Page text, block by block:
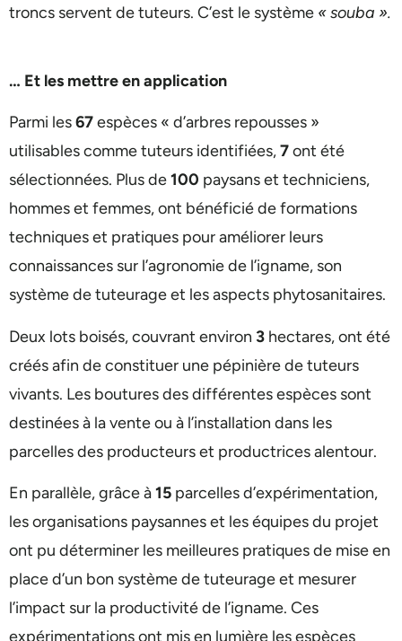
troncs servent de tuteurs. C’est le système « souba ».
… Et les mettre en application
Parmi les67espèces « d’arbres repousses »
utilisables comme tuteurs identifiées,7ont été
sélectionnées. Plus de100 paysans et techniciens,
hommes et femmes, ont bénéficié de formations
techniques et pratiques pour améliorer leurs
connaissances sur l’agronomie de l’igname, son
système de tuteurage et les aspects phytosanitaires.
Deux lots boisés, couvrant environ 3 hectares, ont été
créés afin de constituer une pépinière de tuteurs
vivants. Les boutures des différentes espèces sont
destinées à la vente ou à l’installation dans les
parcelles des producteurs et productrices alentour.
En parallèle, grâce à15 parcelles d’expérimentation,
les organisations paysannes et les équipes du projet
ont pu déterminer les meilleures pratiques de mise en
place d’un bon système de tuteurage et mesurer
l’impact sur la productivité de l’igname. Ces
expérimentations ont mis en lumière les espèces